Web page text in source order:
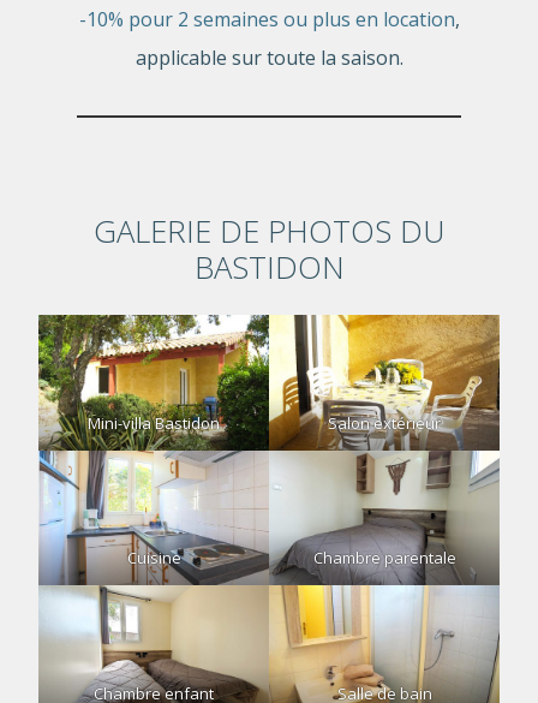
-10% pour 2 semaines ou plus en location,
applicable sur toute la saison.
GALERIE DE PHOTOS DU
BASTIDON
Mini-villa Bastidon Salon extérieur
Cuisine Chambre parentale
Chambre enfant Salle de bain